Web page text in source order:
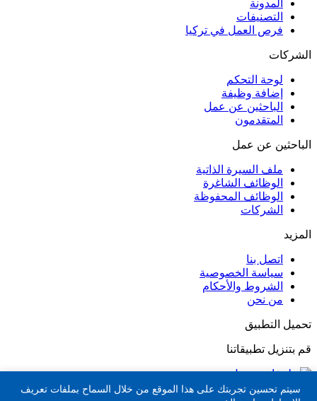
المدونة
التصنيفات
فرص العمل في تركيا
الشركات
لوحة التحكم
إضافة وظيفة
الباحثين عن عمل
المتقدمون
الباحثين عن عمل
ملف السيرة الذاتية
الوظائف الشاغرة
الوظائف المحفوظة
الشركات
المزيد
اتصل بنا
سياسة الخصوصية
الشروط والأحكام
من نحن
تحميل التطبيق
قم بتنزيل تطبيقاتنا
جميع الحقوق محفوظة لـ فرص عمل في تركيا © 2025 |
تطوير
سيتم تحسين تجربتك على هذا الموقع من خلال السماح بملفات تعريف